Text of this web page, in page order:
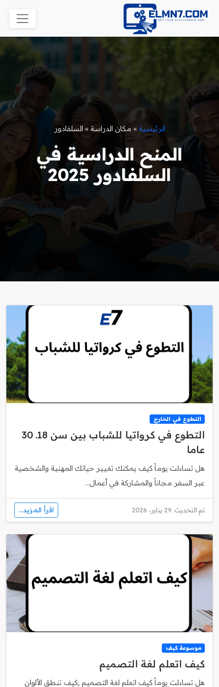
الرئيسية » مكان الدراسة » السلفادور
المنح الدراسية في
السلفادور 2025
التطوع في الخارج
التطوع في كرواتيا للشباب بين سن 18ـ 30
عاما
هل تساءلت يوماً كيف يمكنك تغيير حياتك المهنية والشخصية
عبر السفر مجاناً والمشاركة في أعمال...
تم التحديث: 29 يناير، 2026 اقرأ المزيد...
موسوعة كيف
كيف اتعلم لغة التصميم
هل تساءلت يوماً كيف اتعلم لغة التصميم ,كيف تنطق الألوان